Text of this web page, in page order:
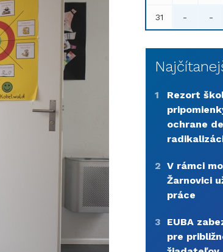
31 - -
1
Rezort
ochrane
2 V rámci
Žarnovici
práce
3
EUBA
pre